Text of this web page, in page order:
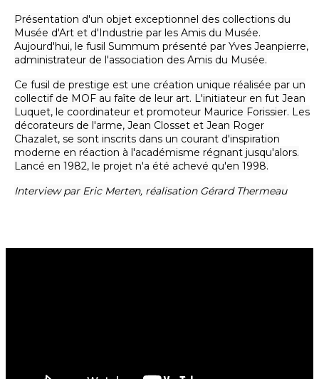
Présentation d'un objet exceptionnel des collections du
Musée d'Art et d'Industrie par les Amis du Musée.
Aujourd'hui, le fusil Summum présenté par Yves Jeanpierre,
administrateur de l'association des Amis du Musée.
Ce fusil de prestige est une création unique réalisée par un
collectif de MOF au faîte de leur art. L'initiateur en fut Jean
Luquet, le coordinateur et promoteur Maurice Forissier. Les
décorateurs de l'arme, Jean Closset et Jean Roger
Chazalet, se sont inscrits dans un courant d'inspiration
moderne en réaction à l'académisme régnant jusqu'alors.
Lancé en 1982, le projet n'a été achevé qu'en 1998.
Interview par Eric Merten, réalisation Gérard Thermeau